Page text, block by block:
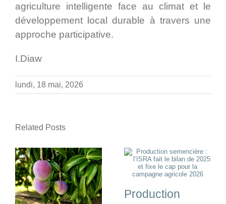
agriculture intelligente face au climat et le
développement local durable à travers une
approche participative.
I.Diaw
lundi, 18 mai, 2026
Related Posts
Production